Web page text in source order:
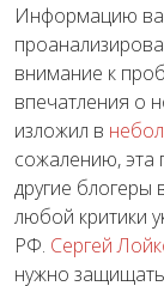
Информацию
внимание к
впечатления о
изложил в
сожалению, эта
другие блогеры
любой критики
РФ. Сергей
нужно защищать